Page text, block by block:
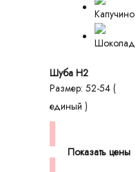
Шуба H2
Размер: 52-54 (
единый )
Показать цены